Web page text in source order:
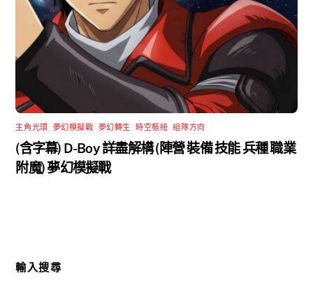
主角光環 夢幻模擬戰 夢幻轉生 時空樞紐 ,組隊方向
(含字幕) D-Boy 詳盡解構 (陣營 裝備 技能 兵種 職業
附魔) 夢幻模擬戰
輸入搜尋